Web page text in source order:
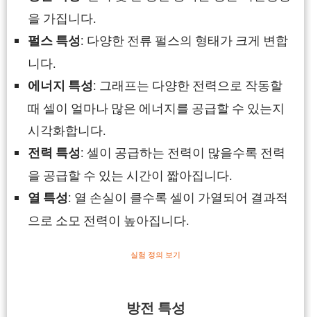
방전 특성
을 가집니다.
펄스 특성: 다양한 전류 펄스의 형태가 크게 변합
니다.
에너지 특성: 그래프는 다양한 전력으로 작동할
때 셀이 얼마나 많은 에너지를 공급할 수 있는지
시각화합니다.
전력 특성: 셀이 공급하는 전력이 많을수록 전력
을 공급할 수 있는 시간이 짧아집니다.
열 특성: 열 손실이 클수록 셀이 가열되어 결과적
으로 소모 전력이 높아집니다.
실험 정의 보기